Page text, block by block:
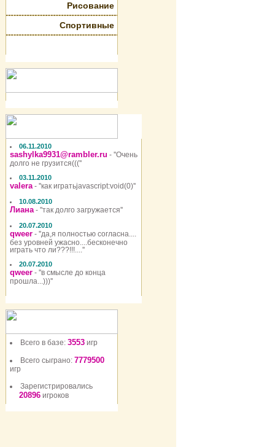
Рисование
Спортивные
06.11.2010
sashylka9931@rambler.ru - ''Очень
долго не грузится(((''
03.11.2010
valera- ''как игратьjavascript:void(0)''
10.08.2010
Лиана- ''так долго загружается''
20.07.2010
qweer - ''да,я полностью согласна....
без уровней ужасно....бесконечно
играть что ли???!!!....''
20.07.2010
qweer - ''в смысле до конца
прошла...)))''
Всего в базе: 3553 игр
Всего сыграно: 7779500
игр
Зарегистрировались
20896 игроков